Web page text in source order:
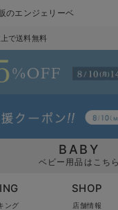
のエンジェリーベ
で送料無料
BABY
ベビー用品はこちら
ング
SHOP
店舗情報